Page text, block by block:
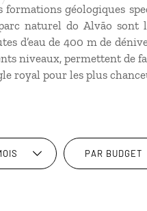
formations géologiques
naturel do Alvão sont
d’eau de 400 m de
niveaux, permettent de
royal pour les plus
PAR BUDGET